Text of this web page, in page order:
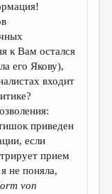
к Вам остался
его Якову),
входит
приведен
если
прием
не поняла,
von